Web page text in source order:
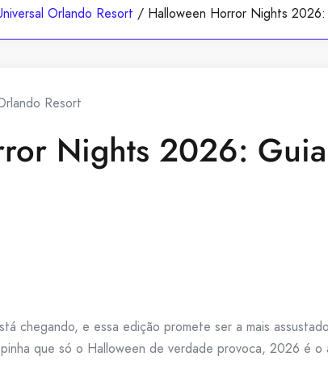
Orlando Resort / Halloween Horror Nights
Resort
Nights 2026:
chegando, e essa edição promete ser a mais
que só o Halloween de verdade provoca, 2026 é